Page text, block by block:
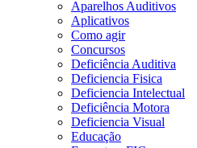
Aparelhos Auditivos
Aplicativos
Como agir
Concursos
Deficiência Auditiva
Deficiencia Fisica
Deficiencia Intelectual
Deficiência Motora
Deficiencia Visual
Educação